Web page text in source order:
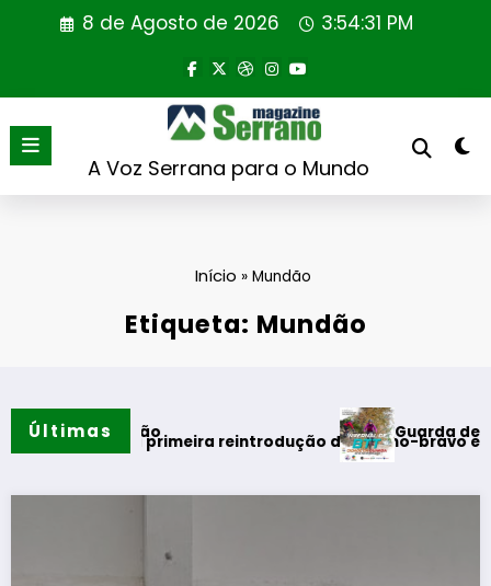
8 de Agosto de 2026 3:54:32 PM
A Voz Serrana para o Mundo
Início » Mundão
Etiqueta: Mundão
Últimas
do verão
realiza primeira reintrodução de coelho-bravo em área
Guarda desafia